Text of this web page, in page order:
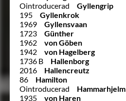
Ointroducerad
Gyllengrip
195
Gyllenkrok
1969
Gyllensvaan
1723
Günther
1962
von Göben
1942
von Hagelberg
1736 B
Hallenborg
2016
Hallencreutz
86
Hamilton
Ointroducerad
Hammarhjelm
1935
von Haren